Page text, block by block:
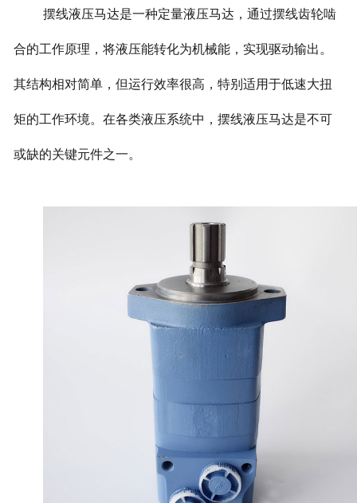
摆线液压马达是一种定量液压马达，通过摆线齿轮啮
合的工作原理，将液压能转化为机械能，实现驱动输出。
其结构相对简单，但运行效率很高，特别适用于低速大扭
矩的工作环境。在各类液压系统中，摆线液压马达是不可
或缺的关键元件之一。